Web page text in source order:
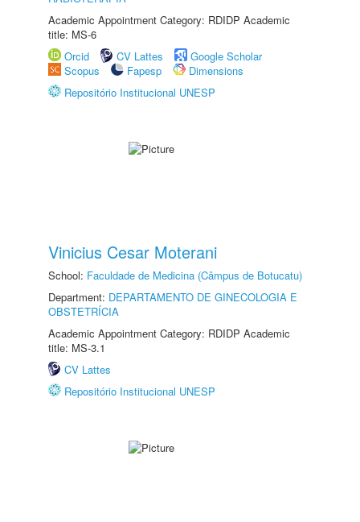
Academic Appointment Category: RDIDP Academic
title: MS-6
Orcid
CV Lattes
Google Scholar
Scopus
Fapesp
Dimensions
Repositório Institucional UNESP
Vinicius Cesar Moterani
School: Faculdade de Medicina (Câmpus de Botucatu)
Department: DEPARTAMENTO DE GINECOLOGIA E
OBSTETRÍCIA
Academic Appointment Category: RDIDP Academic
title: MS-3.1
CV Lattes
Repositório Institucional UNESP